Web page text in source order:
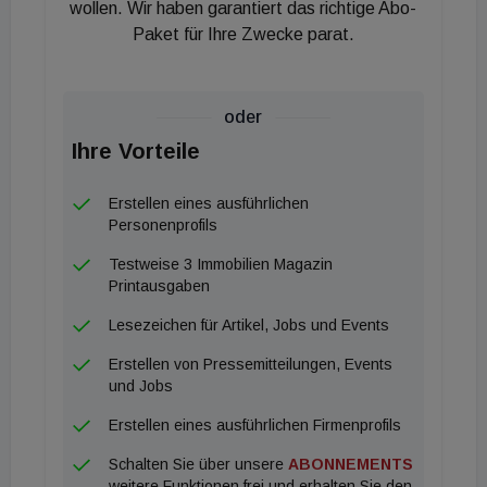
Wulfen angesiedelt. Auf dem ehemaligen
Industrieareal waren noch zahlreiche Betonteile
Verdichtung des Bodens verwenden", erklärt
Auch bei der Auswahl der Baumaterialien liegt der
Fokus auf Wiederverwertung, Ressourcenschonung
und Abfallreduktion. "Viele der verbauten Rohstoffe
werden nachhaltig gewonnen und recyclingfähig
Epea. In einem einem Gebäuderessourcenpass,
will, werden daher sämtliche Materialien und ihre
Eigenschaften erfasst. Das
wollen. Wir haben garantiert das richtige Abo-
Paket für Ihre Zwecke parat.
oder
Ihre Vorteile
Erstellen eines ausführlichen
Personenprofils
Testweise 3 Immobilien Magazin
Printausgaben
Lesezeichen für Artikel, Jobs und Events
Erstellen von Pressemitteilungen, Events
und Jobs
Erstellen eines ausführlichen Firmenprofils
Schalten Sie über unsere ABONNEMENTS